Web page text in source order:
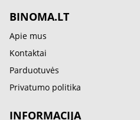
BINOMA.LT
Apie mus
Kontaktai
Parduotuvės
Privatumo politika
INFORMACIJA